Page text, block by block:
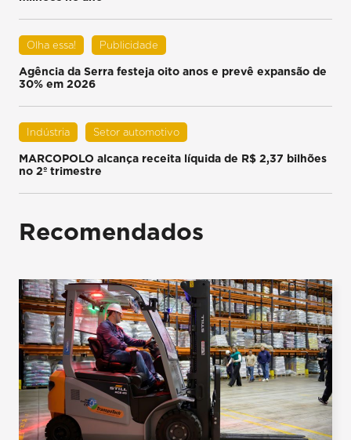
Olha essa! Publicidade
Agência da Serra festeja oito anos e prevê expansão de
30% em 2026
Indústria Setor automotivo
MARCOPOLO alcança receita líquida de R$ 2,37 bilhões
no 2º trimestre
Recomendados